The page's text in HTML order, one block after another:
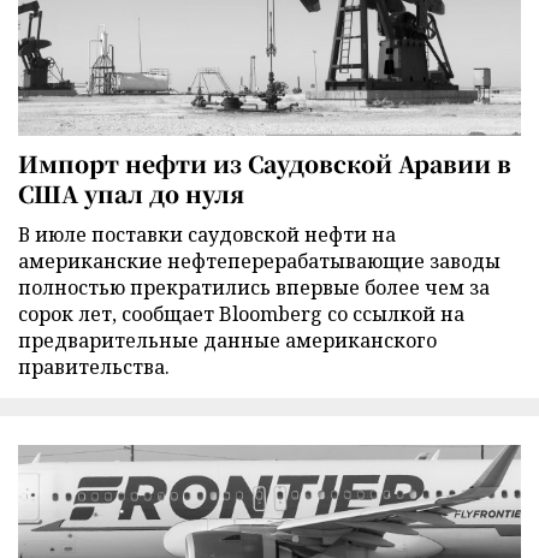
Импорт нефти из Саудовской Аравии в
США упал до нуля
В июле поставки саудовской нефти на
американские нефтеперерабатывающие заводы
полностью прекратились впервые более чем за
сорок лет, сообщает Bloomberg со ссылкой на
предварительные данные американского
правительства.